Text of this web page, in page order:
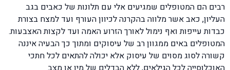
רבים הם המטופלים שמגיעים אלי עם תלונות של כאבים בגב
העליון, כאב אשר מלווה בהקרנה לכיוון העורף ועד למצח בצורת
כבדות עייפות ואף נימול לאורך הזרוע האמה ועד לקצות האצבעות.
המטופלים באים ממגוון רב של עיסוקים ומתוך כך הבעיה איננה
קשורה לסוג מסוים של עיסוק אלא יכולה להתאים לכל חתכי